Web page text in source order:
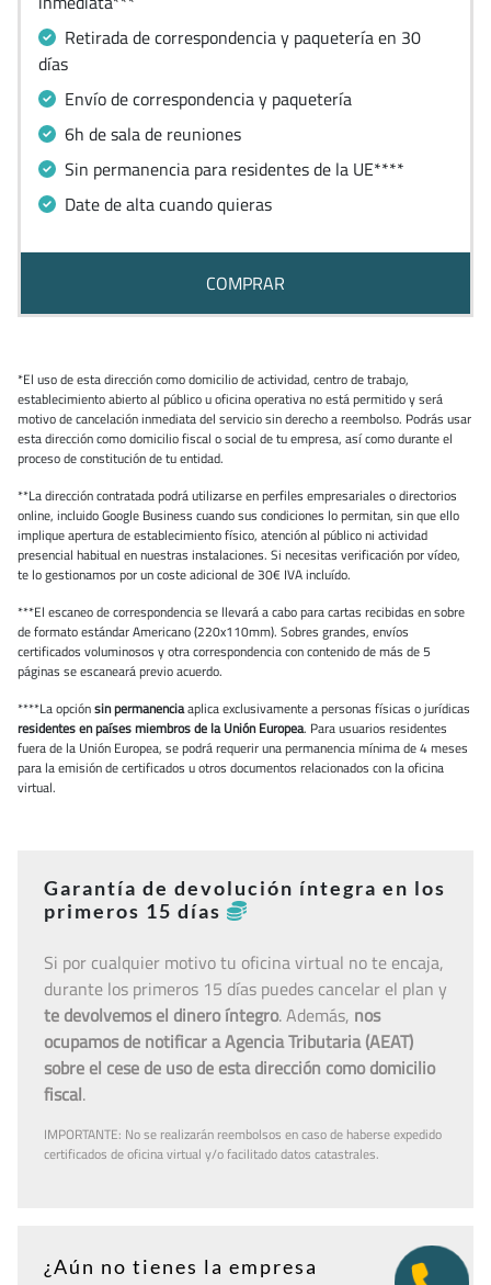
Retirada de correspondencia y paquetería en 30
días
Envío de correspondencia y paquetería
6h de sala de reuniones
Sin permanencia para residentes de la UE****
Date de alta cuando quieras
COMPRAR
*El uso de esta dirección como domicilio de actividad, centro de trabajo,
establecimiento abierto al público u oficina operativa no está permitido y será
motivo de cancelación inmediata del servicio sin derecho a reembolso. Podrás usar
esta dirección como domicilio fiscal o social de tu empresa, así como durante el
proceso de constitución de tu entidad.
**La dirección contratada podrá utilizarse en perfiles empresariales o directorios
online, incluido Google Business cuando sus condiciones lo permitan, sin que ello
implique apertura de establecimiento físico, atención al público ni actividad
presencial habitual en nuestras instalaciones. Si necesitas verificación por vídeo,
te lo gestionamos por un coste adicional de 30€ IVA incluído.
***El escaneo de correspondencia se llevará a cabo para cartas recibidas en sobre
de formato estándar Americano (220x110mm). Sobres grandes, envíos
certificados voluminosos y otra correspondencia con contenido de más de 5
páginas se escaneará previo acuerdo.
****La opciónsin permanenciaaplica exclusivamente a personas físicas o jurídicas
residentes en países miembros de la Unión Europea. Para usuarios residentes
fuera de la Unión Europea, se podrá requerir una permanencia mínima de 4 meses
para la emisión de certificados u otros documentos relacionados con la oficina
virtual.
Garantía de devolución íntegra en los
primeros 15 días
Si por cualquier motivo tu oficina virtual no te encaja,
durante los primeros 15 días puedes cancelar el plan y
te devolvemos el dinero íntegro. Además, nos
ocupamos de notificar a Agencia Tributaria (AEAT)
sobre el cese de uso de esta dirección como domicilio
fiscal.
IMPORTANTE: No se realizarán reembolsos en caso de haberse expedido
certificados de oficina virtual y/o facilitado datos catastrales.
¿Aún no tienes la empresa